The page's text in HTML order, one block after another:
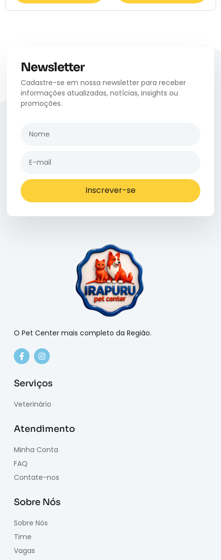
Newsletter
Cadastre-se em nossa newsletter para receber
informações atualizadas, notícias, insights ou
promoções.
Inscrever-se
O Pet Center mais completo da Região.
Serviços
Veterinário
Atendimento
Minha Conta
FAQ
Contate-nos
Sobre Nós
Sobre Nós
Time
Vagas